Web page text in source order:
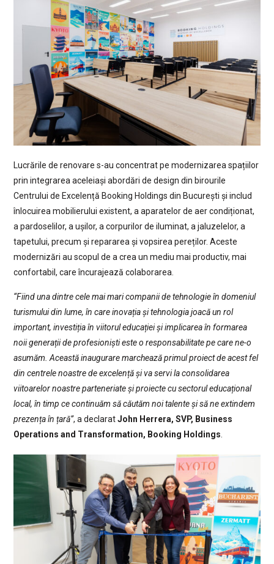
Lucrările de renovare s-au concentrat pe modernizarea spațiilor
prin integrarea aceleiași abordări de design din birourile
Centrului de Excelență Booking Holdings din București și includ
înlocuirea mobilierului existent, a aparatelor de aer condiționat,
a pardoselilor, a ușilor, a corpurilor de iluminat, a jaluzelelor, a
tapetului, precum și repararea și vopsirea pereților. Aceste
modernizări au scopul de a crea un mediu mai productiv, mai
confortabil, care încurajează colaborarea.
“Fiind una dintre cele mai mari companii de tehnologie în domeniul
turismului din lume, în care inovația și tehnologia joacă un rol
important, investiția în viitorul educației și implicarea în formarea
noii generații de profesioniști este o responsabilitate pe care ne-o
asumăm. Această inaugurare marchează primul proiect de acest fel
din centrele noastre de excelență și va servi la consolidarea
viitoarelor noastre parteneriate și proiecte cu sectorul educațional
local, în timp ce continuăm să căutăm noi talente și să ne extindem
prezența în țară”, a declaratJohn Herrera, SVP, Business
Operations and Transformation, Booking Holdings